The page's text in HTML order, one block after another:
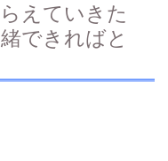
えていきた
できればと